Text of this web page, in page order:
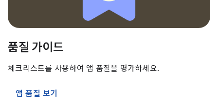
품질 가이드
체크리스트를 사용하여 앱 품질을 평가하세요.
앱 품질 보기